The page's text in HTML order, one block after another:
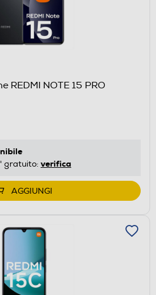
REDMI NOTE 15 PRO
gratuito: verifica
AGGIUNGI